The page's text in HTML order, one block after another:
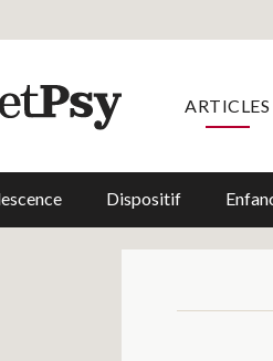
ARTICLES
Dispositif